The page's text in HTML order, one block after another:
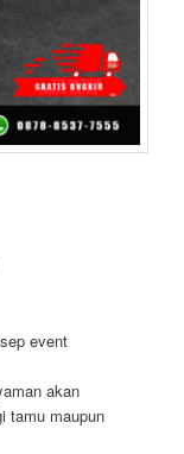
event
akan
tamu maupun